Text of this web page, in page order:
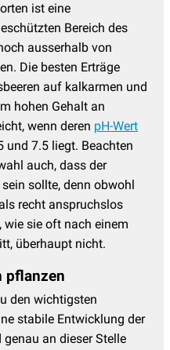
ist eine
Bereich des
ausserhalb von
Die besten Erträge
auf kalkarmen und
hohen Gehalt an
wenn deren pH-Wert
und 7.5 liegt. Beachten
auch, dass der
sollte, denn obwohl
recht anspruchslos
wie sie oft nach einem
überhaupt nicht.
pflanzen
den wichtigsten
stabile Entwicklung der
an dieser Stelle